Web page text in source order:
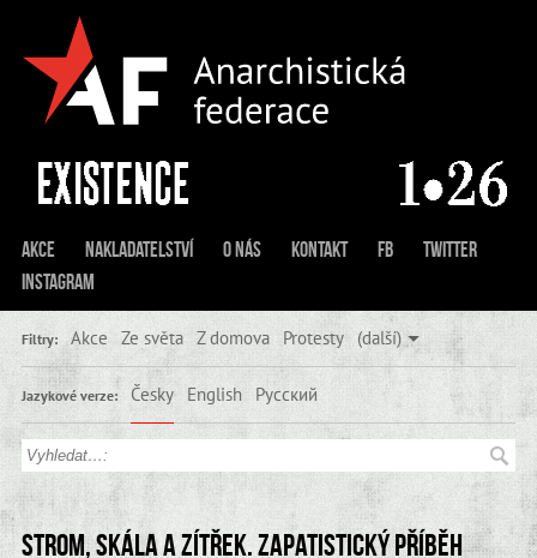
Akce Nakladatelství O nás Kontakt FB
Twitter
Instagram
Filtry: Akce Ze světa Z domova Protesty (další)
Jazykové verze: Česky English Русский
Strom, skála a zítřek. Zapatistický příběh